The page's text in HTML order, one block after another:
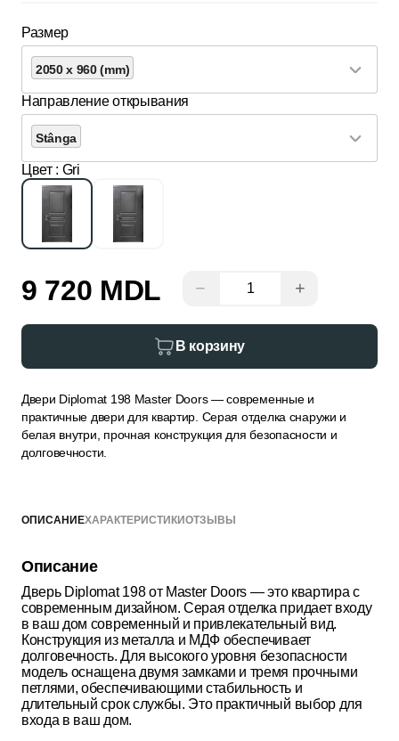
Размер
2050 x 960 (mm)
Направление открывания
Stânga
Цвет : Gri
9 720 MDL − +
В корзину
Двери Diplomat 198 Master Doors — современные и
практичные двери для квартир. Серая отделка снаружи и
белая внутри, прочная конструкция для безопасности и
долговечности.
ОПИСАНИЕХАРАКТЕРИСТИКИОТЗЫВЫ
Описание
Дверь Diplomat 198 от Master Doors — это квартира с
современным дизайном. Серая отделка придает входу
в ваш дом современный и привлекательный вид.
Конструкция из металла и МДФ обеспечивает
долговечность. Для высокого уровня безопасности
модель оснащена двумя замками и тремя прочными
петлями, обеспечивающими стабильность и
длительный срок службы. Это практичный выбор для
входа в ваш дом.